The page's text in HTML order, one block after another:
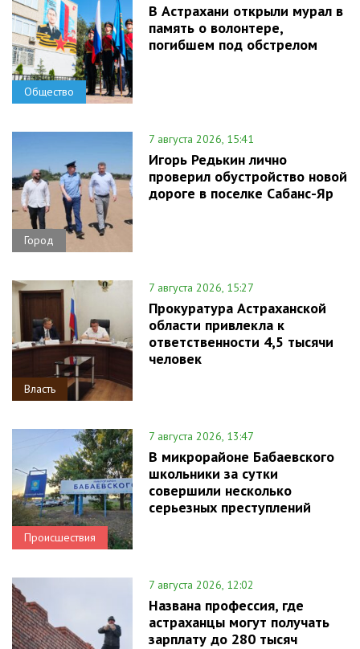
Общество
В Астрахани открыли мурал в
память о волонтере,
погибшем под обстрелом
Город
7 августа 2026, 15:41
Игорь Редькин лично
проверил обустройство новой
дороге в поселке Сабанс-Яр
Власть
7 августа 2026, 15:27
Прокуратура Астраханской
области привлекла к
ответственности 4,5 тысячи
человек
Происшествия
7 августа 2026, 13:47
В микрорайоне Бабаевского
школьники за сутки
совершили несколько
серьезных преступлений
7 августа 2026, 12:02
Названа профессия, где
астраханцы могут получать
зарплату до 280 тысяч